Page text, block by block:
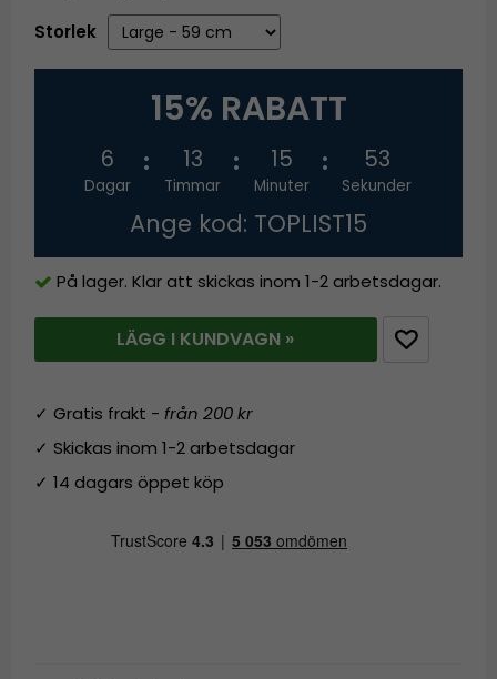
Storlek
15% RABATT
6
Dagar
13
Timmar
15
Minuter
52
Sekunder
Ange kod: TOPLIST15
På lager. Klar att skickas inom 1-2 arbetsdagar.
LÄGG I KUNDVAGN »
✓ Gratis frakt -från 200 kr
✓ Skickas inom 1-2 arbetsdagar
✓ 14 dagars öppet köp